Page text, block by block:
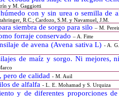
y M. Gaggiotti
con y sin urea o semilla de
R.C.; Cardozo, S.M. y Navamuel, J.M.
siembra de sorgo para silo – M.
forraje conservado – A. Fitte
de avena (Avena sativa L) - A.
de maíz y sorgo. Ni mejores,
pero de calidad - M. Auil
de alfalfa - L. E. Mohamad y S. Urquiza
y de diferentes proporciones